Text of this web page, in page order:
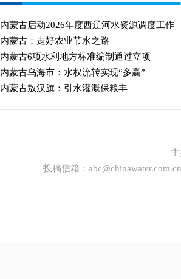
内蒙古启动2026年度西辽河水资源调度工作
内蒙古：走好农业节水之路
内蒙古6项水利地方标准编制通过立项
内蒙古乌海市：水权流转实现“多赢”
内蒙古敖汉旗：引水灌溉保粮丰
投稿信箱： abc@chinawater.com.cn